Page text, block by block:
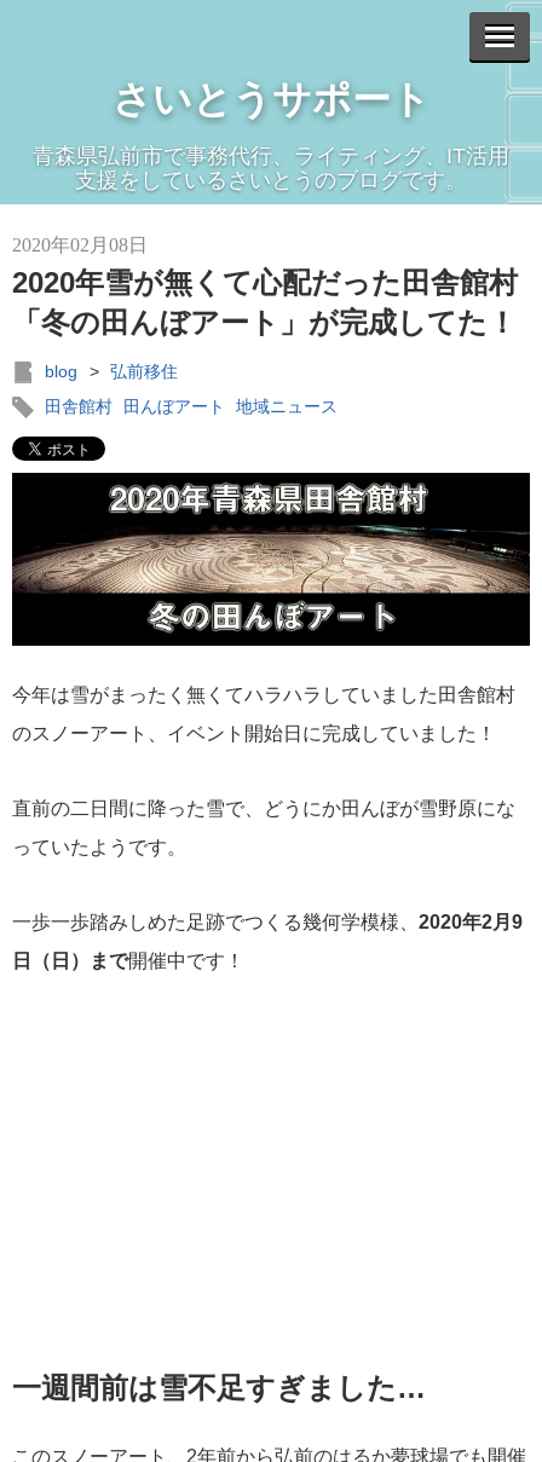
さいとうサポート
青森県弘前市で事務代行、ライティング、IT活用
支援をしているさいとうのブログです。
2020年02月08日
2020年雪が無くて心配だった田舎館村
「冬の田んぼアート」が完成してた！
blog > 弘前移住
田舎館村
田んぼアート 地域ニュース
今年は雪がまったく無くてハラハラしていました田舎館村
のスノーアート、イベント開始日に完成していました！
直前の二日間に降った雪で、どうにか田んぼが雪野原にな
っていたようです。
一歩一歩踏みしめた足跡でつくる幾何学模様、 2020年2月9
日（日）まで開催中です！
一週間前は雪不足すぎました…
このスノーアート、2年前から弘前のはるか夢球場でも開催